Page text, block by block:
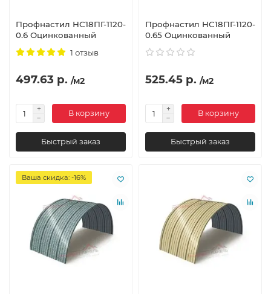
Профнастил НС18ПГ-1120-
0.6 Оцинкованный
1 отзыв
497.63 р. /м2
В корзину
Быстрый заказ
Профнастил НС18ПГ-1120-
0.65 Оцинкованный
525.45 р. /м2
В корзину
Быстрый заказ
Ваша скидка: -16%